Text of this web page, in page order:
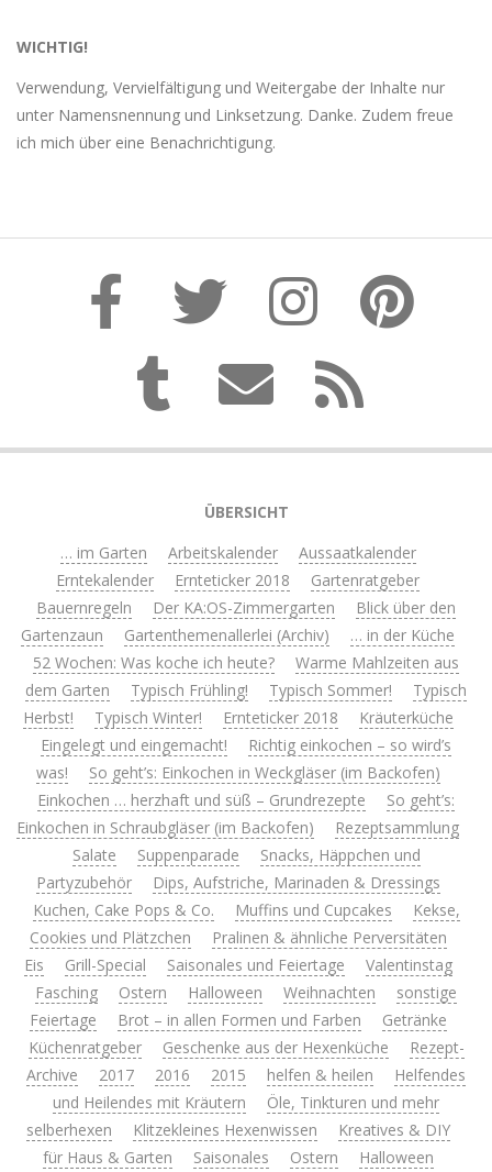
WICHTIG!
Verwendung, Vervielfältigung und Weitergabe der Inhalte nur
unter Namensnennung und Linksetzung. Danke. Zudem freue
ich mich über eine Benachrichtigung.
ÜBERSICHT
… im Garten
Arbeitskalender
Aussaatkalender
Erntekalender
Ernteticker 2018
Gartenratgeber
Bauernregeln
Der KA:OS-Zimmergarten
Blick über den
Gartenzaun
Gartenthemenallerlei (Archiv)
… in der Küche
52 Wochen: Was koche ich heute?
Warme Mahlzeiten aus
dem Garten
Typisch Frühling! Typisch Sommer!
Typisch
Herbst!
Typisch Winter! Ernteticker 2018
Kräuterküche
Eingelegt und eingemacht!
Richtig einkochen – so wird’s
was!
So geht’s: Einkochen in Weckgläser (im Backofen)
Einkochen … herzhaft und süß – Grundrezepte
So geht’s:
Einkochen in Schraubgläser (im Backofen)
Rezeptsammlung
Salate
Suppenparade
Snacks, Häppchen und
Partyzubehör
Dips, Aufstriche, Marinaden & Dressings
Kuchen, Cake Pops & Co.
Muffins und Cupcakes
Kekse,
Cookies und Plätzchen
Pralinen & ähnliche Perversitäten
Eis
Grill-Special Saisonales und Feiertage
Valentinstag
Fasching
Ostern Halloween Weihnachten
sonstige
Feiertage
Brot – in allen Formen und Farben
Getränke
Küchenratgeber
Geschenke aus der Hexenküche
Rezept-
Archive
2017 2016 2015 helfen & heilen
Helfendes
und Heilendes mit Kräutern
Öle, Tinkturen und mehr
selberhexen
Klitzekleines Hexenwissen
Kreatives & DIY
für Haus & Garten
Saisonales Ostern
Halloween